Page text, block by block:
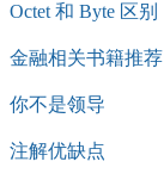
Octet 和 Byte 区别
金融相关书籍推荐
你不是领导
注解优缺点